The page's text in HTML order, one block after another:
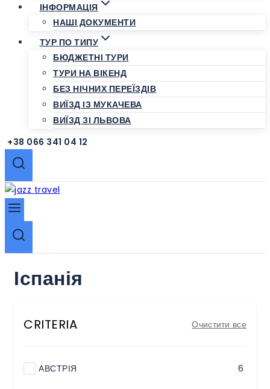
ІНФОРМАЦІЯ
НАШІ ДОКУМЕНТИ
ТУР ПО ТИПУ
БЮДЖЕТНІ ТУРИ
ТУРИ НА ВІКЕНД
БЕЗ НІЧНИХ ПЕРЕЇЗДІВ
ВИЇЗД ІЗ МУКАЧЕВА
ВИЇЗД ЗІ ЛЬВОВА
+38 066 341 04 12
Іспанія
CRITERIA Очистити все
АВСТРІЯ 6